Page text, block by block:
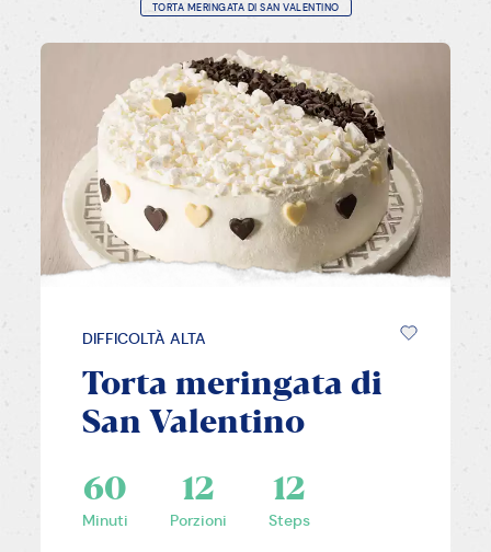
TORTA MERINGATA DI SAN VALENTINO
DIFFICOLTÀ ALTA
Torta meringata di
San Valentino
60
Minuti
12
Porzioni
12
Steps